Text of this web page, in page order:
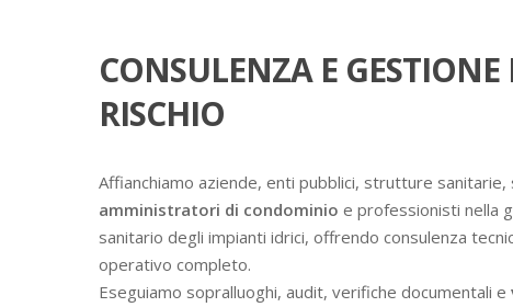
CONSULENZA E GESTIONE
RISCHIO
Affianchiamo aziende, enti pubblici, strutture
amministratori di condominio e professionisti nella
sanitario degli impianti idrici, offrendo consulenza
operativo completo.
Eseguiamo sopralluoghi, audit, verifiche documentali e